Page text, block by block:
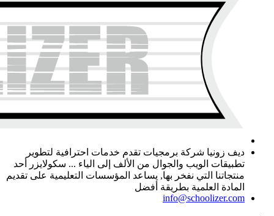
ديف زونيا شركة برمجيات تقدم خدمات احترافية لتطوير
تطبيقات الويب والجوال من الألف إلى الياء ... سكولايزر أحد
منتجاتنا التي نفخر بها, يساعد المؤسسات التعليمية على تقديم
المادة العلمية بطريقة أفضل
info@schoolizer.com